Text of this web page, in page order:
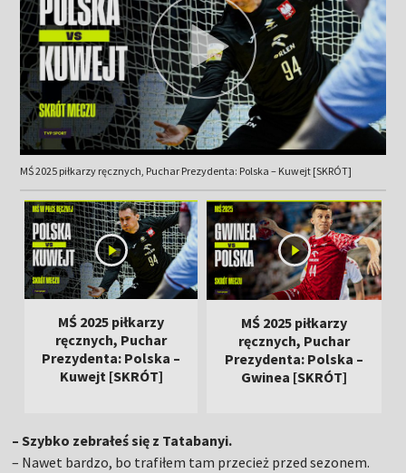
MŚ 2025 piłkarzy ręcznych, Puchar Prezydenta: Polska – Kuwejt [SKRÓT]
MŚ 2025 piłkarzy
ręcznych, Puchar
Prezydenta: Polska –
Kuwejt [SKRÓT]
MŚ 2025 piłkarzy
ręcznych, Puchar
Prezydenta: Polska –
Gwinea [SKRÓT]
– Szybko zebrałeś się z Tatabanyi.
– Nawet bardzo, bo trafiłem tam przecież przed sezonem.